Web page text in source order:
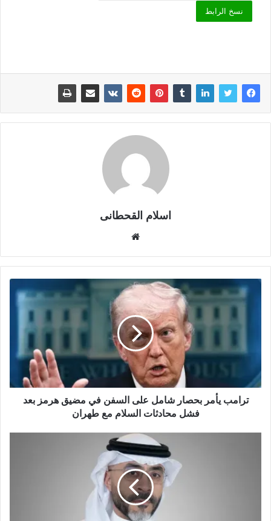
نسخ الرابط
اسلام القحطانى
ق
ع
ا
ل
و
ي
ب
ترامب يأمر بحصار شامل على السفن في مضيق هرمز بعد
فشل محادثات السلام مع طهران